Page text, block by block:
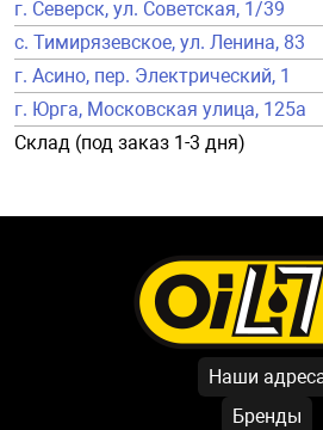
г. Северск, ул. Советская, 1/39
с. Тимирязевское, ул. Ленина, 83
г. Асино, пер. Электрический, 1
г. Юрга, Московская улица, 125а
Склад (под заказ 1-3 дня)
Наши
Бренды